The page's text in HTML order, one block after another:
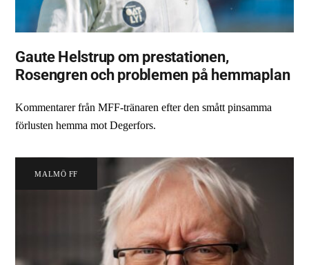
Gaute Helstrup om prestationen,
Rosengren och problemen på hemmaplan
Kommentarer från MFF-tränaren efter den smått pinsamma
förlusten hemma mot Degerfors.
MALMÖ FF